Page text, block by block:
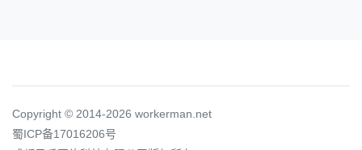
Copyright © 2014-2026 workerman.net
蜀ICP备17016206号